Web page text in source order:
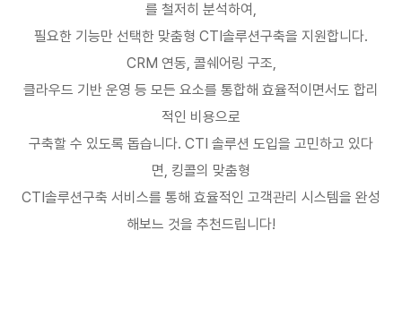
를 철저히 분석하여 ,
필요한 기능만 선택한 맞춤형 CTI솔루션구축을 지원합니다.
CRM 연동, 콜쉐어링 구조,
클라우드 기반 운영 등 모든 요소를 통합해 효율적이면서도 합리
적인 비용으로
구축할 수 있도록 돕습니다. CTI 솔루션 도입을 고민하고 있다
면, 킹콜의 맞춤형
CTI솔루션구축 서비스를 통해 효율적인 고객관리 시스템을 완성
해보느 것을 추천드립니다!